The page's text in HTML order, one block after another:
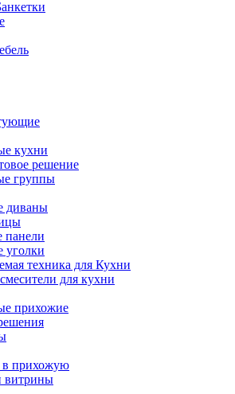
кухни
решение
группы
диваны
панели
уголки
техника для Кухни
для кухни
прихожие
в прихожую
витрины